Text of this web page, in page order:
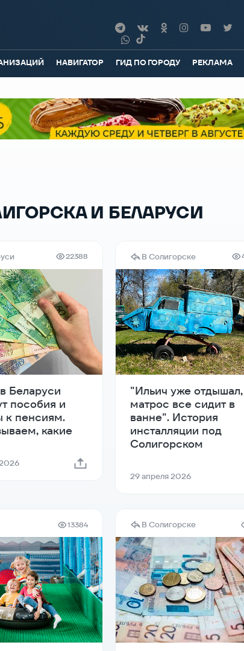
НАВИГАТОР ГИД ПО ГОРОДУ РЕКЛАМА
И БЕЛАРУСИ
22388
Беларуси
пособия и
к пенсиям.
какие
В Солигорске
"Ильич уже
матрос все сидит в
ванне". История
инсталляции под
Солигорском
29 апреля 2026
13384 В Солигорске